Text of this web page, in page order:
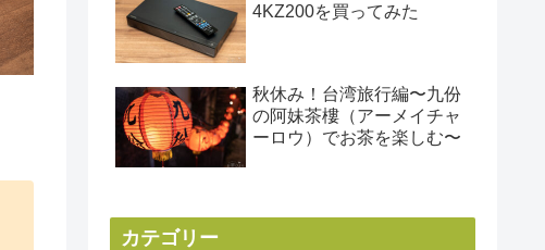
4KZ200を買ってみた
秋休み！台湾旅行編〜九份
の阿妹茶樓（アーメイチャ
ーロウ）でお茶を楽しむ〜
カテゴリー